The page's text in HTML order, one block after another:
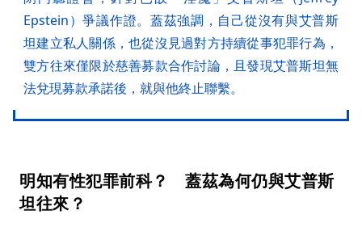
Epstein）爭議作證。蓋茲強調，自己從沒有與艾普斯
坦建立私人關係，也從沒見過對方持續從事犯罪行為，
雙方往來僅限於慈善募款合作討論，且發現艾普斯坦無
法兌現募款承諾後，就與他終止聯繫。
明知有性犯罪前科？ 蓋茲為何仍與艾普斯
坦往來？